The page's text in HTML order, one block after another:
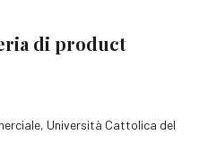
di product
Università Cattolica del